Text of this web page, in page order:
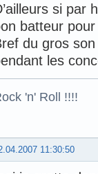
si par
batteur
du gros
les
'n' Roll !!!!
11:30:50